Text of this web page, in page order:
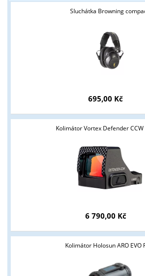
Sluchátka Browning
695,00 Kč
Kolimátor Vortex Defender CCW
6 790,00 Kč
Kolimátor Holosun ARO EVO